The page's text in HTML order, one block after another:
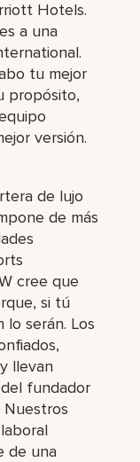
Hotels.
a una
tu mejor
propósito,
versión.
de lujo
de más
cree que
si tú
serán. Los
llevan
fundador
Nuestros
de una